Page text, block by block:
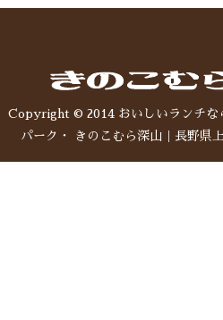
Copyright © 2014 おいしいランチな
パーク・ きのこむら深山｜長野